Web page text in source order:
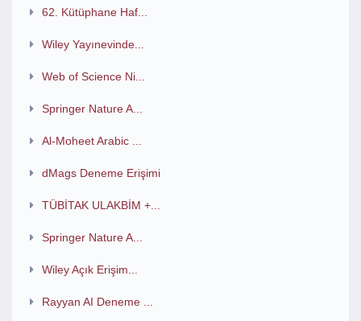
62. Kütüphane Haf...
Wiley Yayınevinde...
Web of Science Ni...
Springer Nature A...
Al-Moheet Arabic ...
dMags Deneme Erişimi
TÜBİTAK ULAKBİM +...
Springer Nature A...
Wiley Açık Erişim...
Rayyan AI Deneme ...